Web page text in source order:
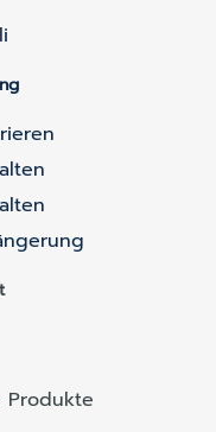
Produkte